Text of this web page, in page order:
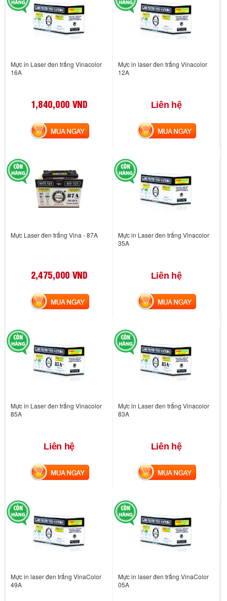
Mực in Laser đen trắng Vinacolor
16A
1,840,000 VND
MUA NGAY
Mực in laser đen trắng Vinacolor
12A
Liên hệ
MUA NGAY
Mực Laser đen trắng Vina - 87A
2,475,000 VND
MUA NGAY
Mực in Laser đen trắng Vinacolor
35A
Liên hệ
MUA NGAY
Mực in Laser đen trắng Vinacolor
85A
Liên hệ
MUA NGAY
Mực in Laser đen trắng Vinacolor
83A
Liên hệ
MUA NGAY
Mực in laser đen trắng VinaColor
49A
Mực in laser đen trắng VinaColor
05A